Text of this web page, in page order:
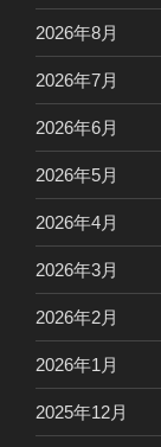
2026年8月
2026年7月
2026年6月
2026年5月
2026年4月
2026年3月
2026年2月
2026年1月
2025年12月